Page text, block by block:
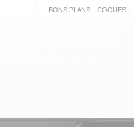
BONS PLANS COQUES